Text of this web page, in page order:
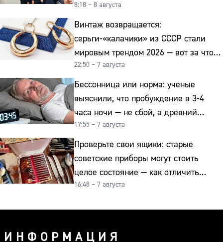
8:18 – 8 августа
Винтаж возвращается:
серьги-«калачики» из СССР стали
мировым трендом 2026 — вот за что
их ценят ювелиры
22:50 – 7 августа
Бессонница или норма: ученые
выяснили, что пробуждение в 3-4
часа ночи — не сбой, а древний
биологический ритм
17:55 – 7 августа
Проверьте свои ящики: старые
советские приборы могут стоить
целое состояние — как отличить
подделку от мельхиора
16:48 – 7 августа
ИНФОРМАЦИЯ